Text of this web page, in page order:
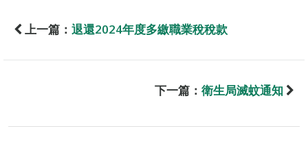
上一篇： 退還2024年度多繳職業稅稅款
下一篇： 衛生局滅蚊通知